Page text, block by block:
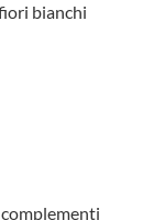
bianchi